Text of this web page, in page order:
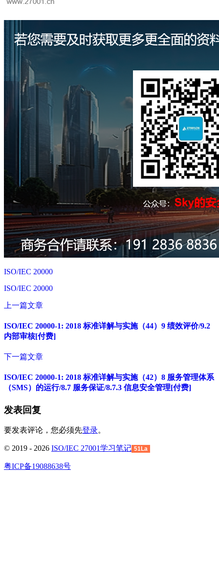
ISO/IEC 20000
ISO/IEC 20000
上一篇文章
ISO/IEC 20000-1: 2018 标准详解与实施（44）9 绩效评价/9.2
内部审核[付费]
下一篇文章
ISO/IEC 20000-1: 2018 标准详解与实施（42）8 服务管理体系
（SMS）的运行/8.7 服务保证/8.7.3 信息安全管理[付费]
发表回复
要发表评论，您必须先登录。
© 2019 - 2026 ISO/IEC 27001学习笔记 51La
粤ICP备19088638号